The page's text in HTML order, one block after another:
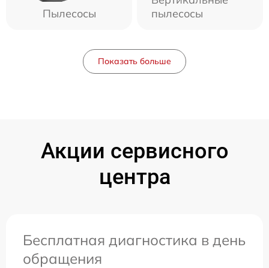
Пылесосы
пылесосы
Показать больше
Акции сервисного
центра
Бесплатная диагностика в день
обращения